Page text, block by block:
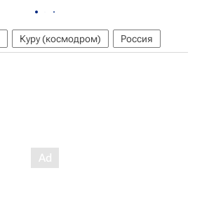
Куру (космодром) Россия